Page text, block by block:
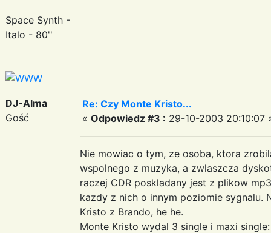
Space Synth -
Italo - 80''
DJ-Alma
Gość
Re: Czy Monte Kristo...
« Odpowiedz #3 : 29-10-2003 20:10:07
Nie mowiac o tym, ze osoba, ktora
wspolnego z muzyka, a zwlaszcza
raczej CDR poskladany jest z plikow
kazdy z nich o innym poziomie sygnalu.
Kristo z Brando, he he.
Monte Kristo wydal 3 single i maxi single: